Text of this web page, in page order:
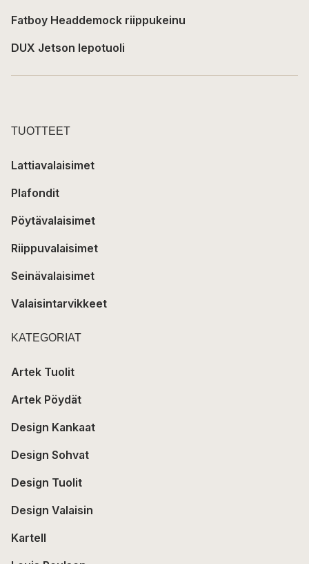
Fatboy Headdemock riippukeinu
DUX Jetson lepotuoli
TUOTTEET
Lattiavalaisimet
Plafondit
Pöytävalaisimet
Riippuvalaisimet
Seinävalaisimet
Valaisintarvikkeet
KATEGORIAT
Artek Tuolit
Artek Pöydät
Design Kankaat
Design Sohvat
Design Tuolit
Design Valaisin
Kartell